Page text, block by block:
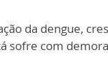
da dengue,
sofre com